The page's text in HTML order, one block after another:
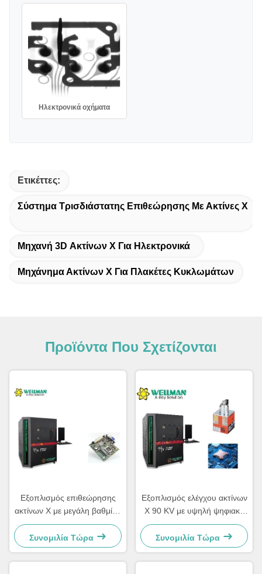
Ηλεκτρονικά οχήματα
Ετικέττες:
Σύστημα Τρισδιάστατης Επιθεώρησης Με Ακτίνες Χ
Μηχανή 3D Ακτίνων Χ Για Ηλεκτρονικά
Μηχάνημα Ακτίνων Χ Για Πλακέτες Κυκλωμάτων
Προϊόντα Που Σχετίζονται
Εξοπλισμός επιθεώρησης
ακτίνων Χ με μεγάλη βαθμίδα
400*400 mm και
χωρητικότητα φορτίου 10 kg
για ηλεκτρονικά
Συνομιλία Τώρα
Εξοπλισμός ελέγχου ακτίνων
Χ 90 KV με υψηλή ψηφιακή
ολοκλήρωση FPD και
MES/ERP
Συνομιλία Τώρα